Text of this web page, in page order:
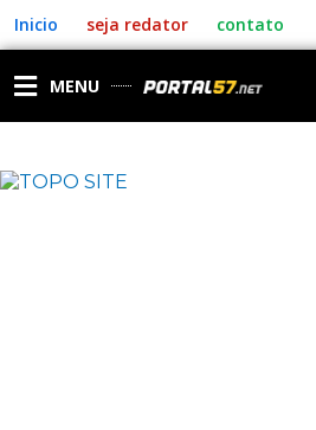
para
o
conteúdo
Inicio seja redator contato
MENU